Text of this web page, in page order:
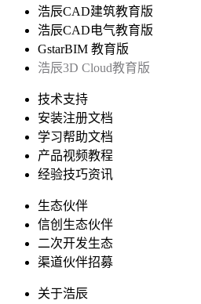
浩辰CAD建筑教育版
浩辰CAD电气教育版
GstarBIM 教育版
浩辰3D Cloud教育版
技术支持
安装注册文档
学习帮助文档
产品视频教程
经验技巧资讯
生态伙伴
信创生态伙伴
二次开发生态
渠道伙伴招募
关于浩辰